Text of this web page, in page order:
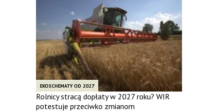
EKOSCHEMATY OD 2027
Rolnicy stracą dopłaty w 2027 roku? WIR
potestuje przeciwko zmianom